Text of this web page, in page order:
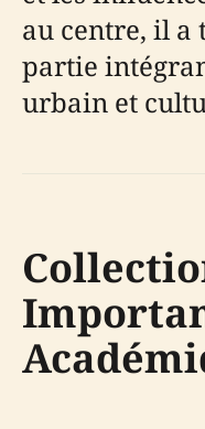
au centre, il a
partie
urbain et